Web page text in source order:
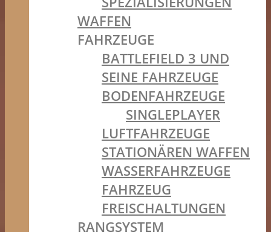
WAFFEN
FAHRZEUGE
BATTLEFIELD 3 UND
SEINE FAHRZEUGE
BODENFAHRZEUGE
SINGLEPLAYER
LUFTFAHRZEUGE
STATIONÄREN WAFFEN
WASSERFAHRZEUGE
FAHRZEUG
FREISCHALTUNGEN
RANGSYSTEM